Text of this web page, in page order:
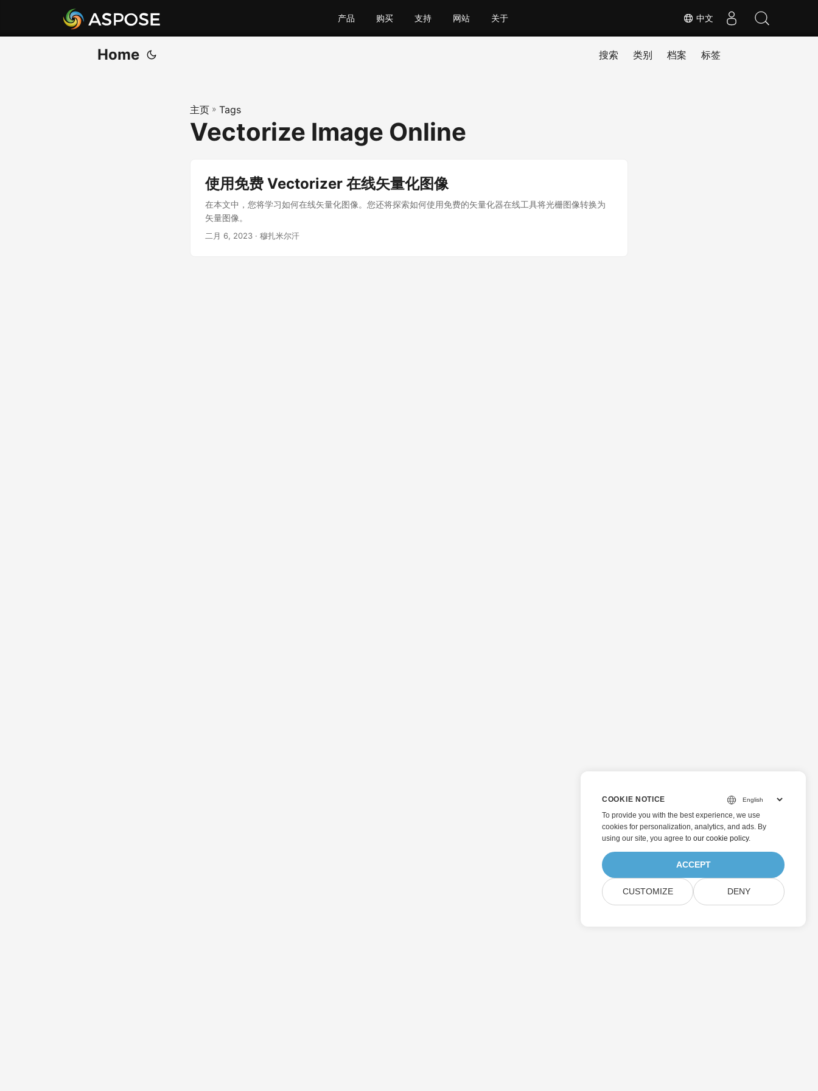
中文
产品 购买 支持 网站 关于
Home 搜索 类别 档案 标签
主页 » Tags
Vectorize Image Online
使用免费 Vectorizer 在线矢量化图像
在本文中，您将学习如何在线矢量化图像。您还将探索如何使用免费的矢量化器在线工具将光栅图像转换为
矢量图像。
二月 6, 2023 · 穆扎米尔汗
COOKIE NOTICE
To provide you with the best experience, we use
cookies for personalization, analytics, and ads. By
using our site, you agree to our cookie policy.
ACCEPT
CUSTOMIZE DENY